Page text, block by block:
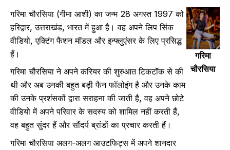
गरिमा चौरसिया (गीमा आशी) का जन्म 28 अगस्त 1997 को
हरिद्वार, उत्तराखंड, भारत में हुआ है। वह अपने लिप सिंक
वीडियो, एक्टिंग फैशन मॉडल और इन्फ्लुएंसर के लिए प्रसिद्ध
हैं।
गरिमा चौरसिया ने अपने करियर की शुरुआत टिकटॉक से की
थी और अब उनकी बहुत बड़ी फैन फॉलोइंग है और उनके काम
की उनके प्रशंसकों द्वारा सराहना की जाती है, वह अपने छोटे
वीडियो में अपने परिवार के सदस्य को शामिल नहीं करती हैं,
वह बहुत सुंदर हैं और सौंदर्य ब्रांडों का प्रचार करती हैं।
गरिमा चौरसिया अलग-अलग आउटफिट्स में अपने शानदार
गरिमा
चौरसिया